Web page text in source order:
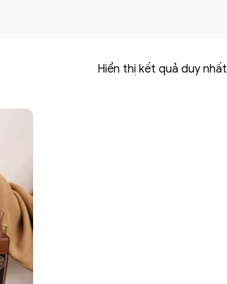
Hiển thị kết quả duy nhất